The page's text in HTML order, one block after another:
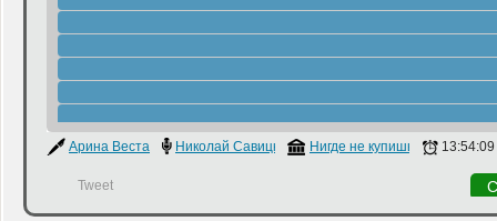
Арина Веста Николай Савицкий Нигде не купишь 13:54:09
Tweet